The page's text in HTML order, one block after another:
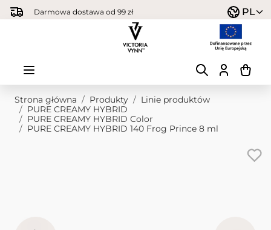
Przejdź do treści
Darmowa dostawa od 99 zł PL
Strona główna / Produkty / Linie produktów
/ PURE CREAMY HYBRID
/ PURE CREAMY HYBRID Color
/ PURE CREAMY HYBRID 140 Frog Prince 8 ml